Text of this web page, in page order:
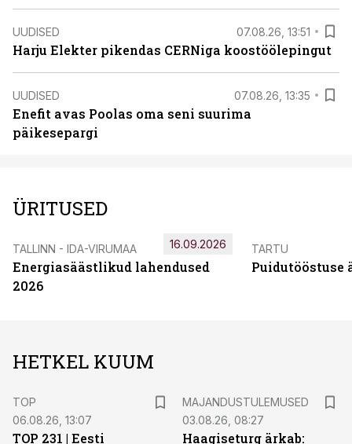
UUDISED 07.08.26, 13:51
Harju Elekter pikendas CERNiga koostöölepingut
UUDISED 07.08.26, 13:35
Enefit avas Poolas oma seni suurima
päikesepargi
ÜRITUSED
TALLINN - IDA-VIRUMAA
Energiasäästlikud lahendused
2026
16.09.2026 TARTU
Puidutööstuse
HETKEL KUUM
TOP
06.08.26, 13:07
TOP 231 | Eesti
MAJANDUSTULEMUSED
03.08.26, 08:27
Haagiseturg ärkab: